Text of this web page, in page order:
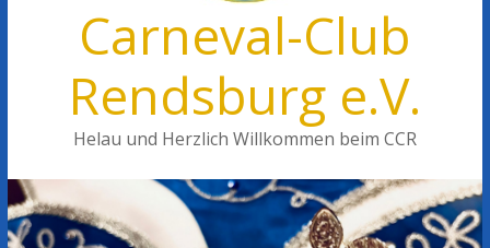
Carneval-Club
Rendsburg e.V.
Helau und Herzlich Willkommen beim CCR